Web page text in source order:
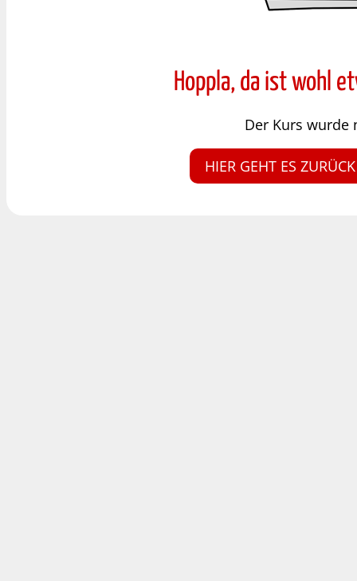
Hoppla, da ist wohl
Der Kurs wurde
HIER GEHT ES